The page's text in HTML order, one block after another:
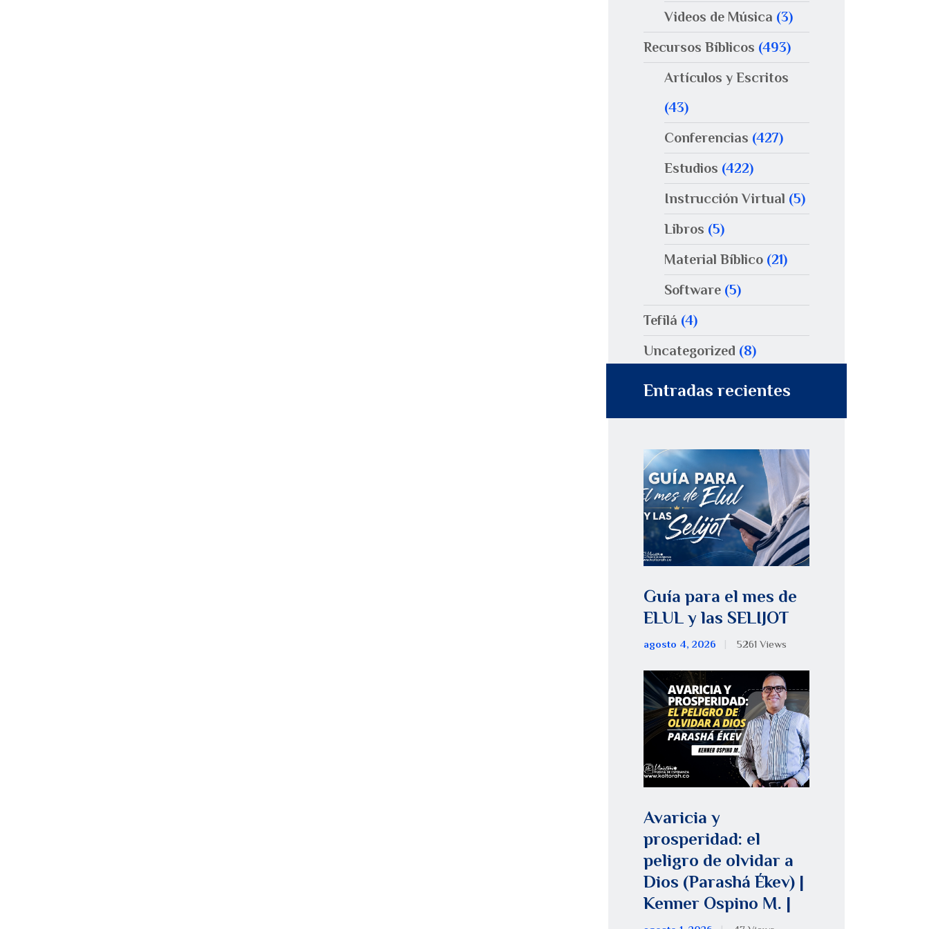
Videos de Música (3)
Recursos Bíblicos (493)
Artículos y Escritos
(43)
Conferencias (427)
Estudios (422)
Instrucción Virtual (5)
Libros (5)
Material Bíblico (21)
Software (5)
Tefilá (4)
Uncategorized (8)
Entradas recientes
Guía para el mes de
ELUL y las SELIJOT
agosto 4, 2026 5261 Views
Avaricia y
prosperidad: el
peligro de olvidar a
Dios (Parashá Ékev) |
Kenner Ospino M. |